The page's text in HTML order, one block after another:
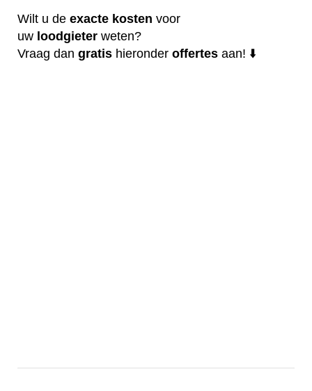
Wilt u de exacte kosten voor
uw loodgieter weten?
Vraag dan gratis hieronder offertes aan! ⬇️